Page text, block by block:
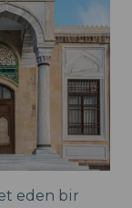
eden bir